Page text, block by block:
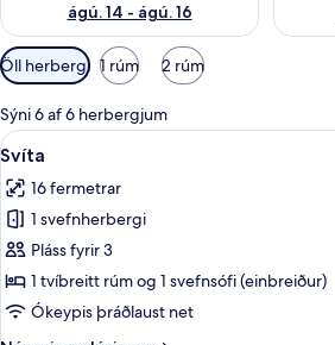
ágú. 14 - ágú. 16
Síur
í
boði
fyrir
herbergi
Öll herbergi 1 rúm 2 rúm
Sýni 6 af 6 herbergjum
Skoða
allar
myndir
fyrir
Svíta
Svíta |
11
Svíta
16 fermetrar
1 svefnherbergi
Pláss fyrir 3
1 tvíbreitt rúm og 1 svefnsófi (einbreiður)
Ókeypis þráðlaust net